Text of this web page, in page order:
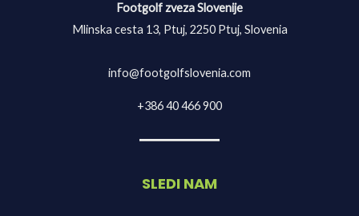
Footgolf zveza Slovenije
Mlinska cesta 13, Ptuj, 2250 Ptuj, Slovenia
info@footgolfslovenia.com
+386 40 466 900
SLEDI NAM